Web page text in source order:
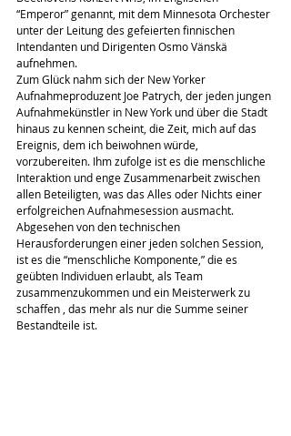
“Emperor” genannt, mit dem Minnesota Orchester
unter der Leitung des gefeierten finnischen
Intendanten und Dirigenten Osmo Vänskä
aufnehmen.
Zum Glück nahm sich der New Yorker
Aufnahmeproduzent Joe Patrych, der jeden jungen
Aufnahmekünstler in New York und über die Stadt
hinaus zu kennen scheint, die Zeit, mich auf das
Ereignis, dem ich beiwohnen würde,
vorzubereiten. Ihm zufolge ist es die menschliche
Interaktion und enge Zusammenarbeit zwischen
allen Beteiligten, was das Alles oder Nichts einer
erfolgreichen Aufnahmesession ausmacht.
Abgesehen von den technischen
Herausforderungen einer jeden solchen Session,
ist es die “menschliche Komponente,” die es
geübten Individuen erlaubt, als Team
zusammenzukommen und ein Meisterwerk zu
schaffen , das mehr als nur die Summe seiner
Bestandteile ist.